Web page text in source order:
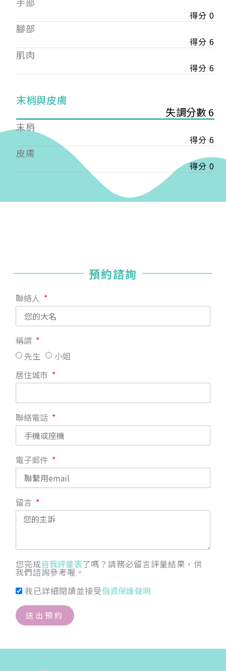
得分 0
腳部
得分 6
肌肉
得分 6
末梢與皮膚
失調分數 6
末梢
得分 6
皮膚
得分 0
預約諮詢
聯絡人
稱謂
先生
小姐
居住城市
聯絡電話
電子郵件
留言
您完成自我評量表了嗎？請務必留言評量結果，供
我們諮詢參考喔。
我已詳細閱讀並接受個資保護聲明
送出預約
會審核通過後即通知您進行繳費，繳費資訊如下
【會費】
個人會員:
入會費新臺幣1200元，於會員入會時繳納；常年會
費1200元，於每年度繳納。
費3000元，於每年度繳納。
戶名: 社團法人台灣自律神經健康培訓暨發展協會
帳號: 003-03-501566-2
銀行: (013) 國泰世華 南京東路分行